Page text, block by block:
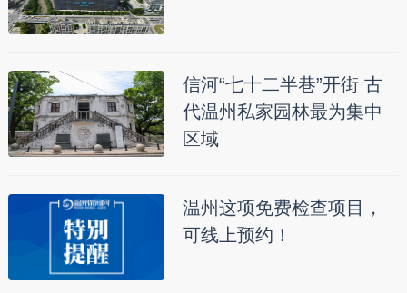
信河“七十二半巷”开街 古
代温州私家园林最为集中
区域
温州这项免费检查项目，
可线上预约！